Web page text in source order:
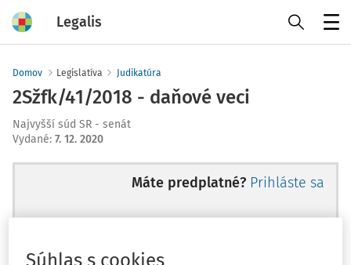
Legalis
Domov Legislatíva Judikatúra
2Sžfk/41/2018 - daňové veci
Najvyšší súd SR - senát
Vydané: 7. 12. 2020
Máte predplatné? Prihláste sa